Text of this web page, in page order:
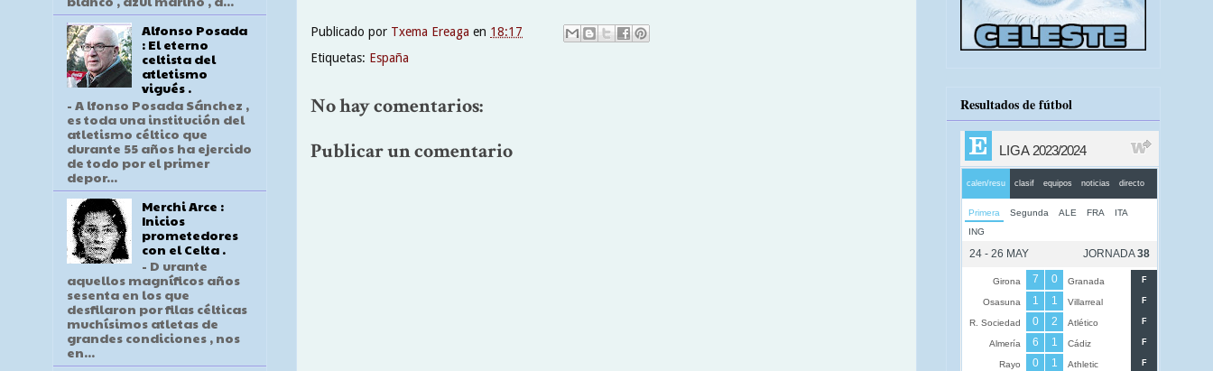
Publicado por Txema Ereaga en 18:17
Etiquetas: España
No hay comentarios:
Publicar un comentario
Alfonso Posada
: El eterno
celtista del
atletismo
vigués .
- A lfonso Posada Sánchez ,
es toda una institución del
atletismo céltico que
durante 55 años ha ejercido
de todo por el primer
depor...
Merchi Arce :
Inicios
prometedores
con el Celta .
- D urante
aquellos magníficos años
sesenta en los que
desfilaron por filas célticas
muchísimos atletas de
grandes condiciones , nos
en...
Resultados de fútbol